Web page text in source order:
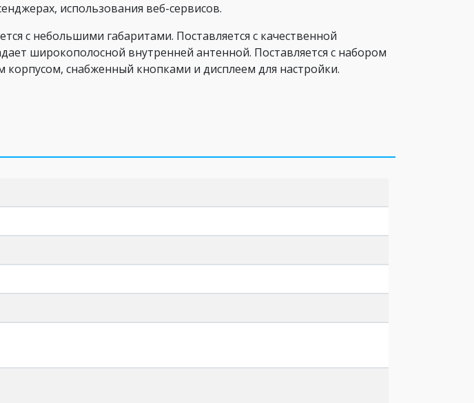
использования веб-сервисов.
с небольшими габаритами. Поставляется с качественной
широкополосной внутренней антенной. Поставляется с набором
снабженный кнопками и дисплеем для настройки.